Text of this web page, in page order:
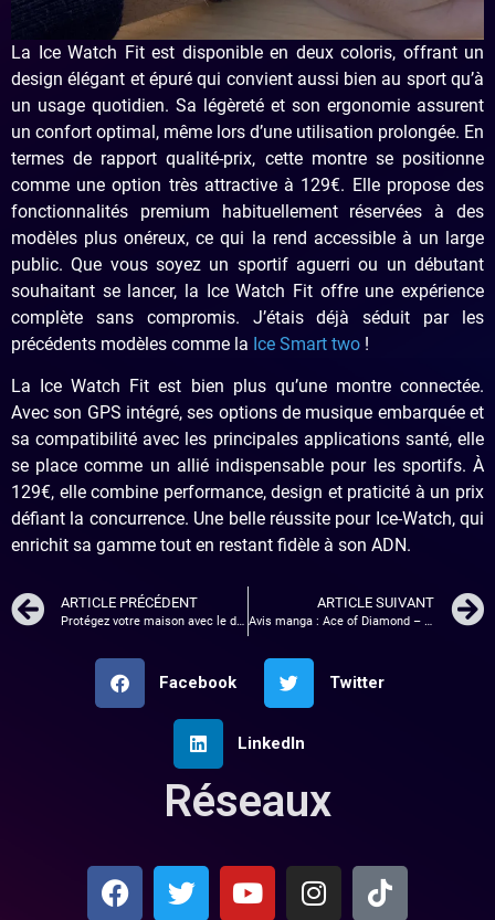
La Ice Watch Fit est disponible en deux coloris, offrant un
design élégant et épuré qui convient aussi bien au sport qu’à
un usage quotidien. Sa légèreté et son ergonomie assurent
un confort optimal, même lors d’une utilisation prolongée. En
termes de rapport qualité-prix, cette montre se positionne
comme une option très attractive à 129€. Elle propose des
fonctionnalités premium habituellement réservées à des
modèles plus onéreux, ce qui la rend accessible à un large
public. Que vous soyez un sportif aguerri ou un débutant
souhaitant se lancer, la Ice Watch Fit offre une expérience
complète sans compromis. J’étais déjà séduit par les
précédents modèles comme la Ice Smart two !
La Ice Watch Fit est bien plus qu’une montre connectée.
Avec son GPS intégré, ses options de musique embarquée et
sa compatibilité avec les principales applications santé, elle
se place comme un allié indispensable pour les sportifs. À
129€, elle combine performance, design et praticité à un prix
défiant la concurrence. Une belle réussite pour Ice-Watch, qui
enrichit sa gamme tout en restant fidèle à son ADN.
ARTICLE PRÉCÉDENT
Protégez votre maison avec le détecteur de fumée connecté Aqara
ARTICLE SUIVANT
Avis manga : Ace of Diamond – tome 1
Facebook Twitter
LinkedIn
Réseaux